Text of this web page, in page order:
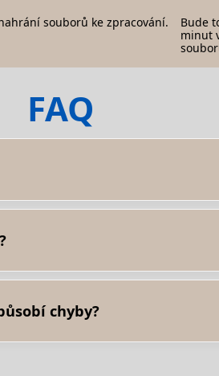
souborů ke zpracování.
Bude
minut
FAQ
poté uloží jako soubor PDF.
kódování a dekódování nejsou
chyby?
jiný nástroj nebo knihovnu